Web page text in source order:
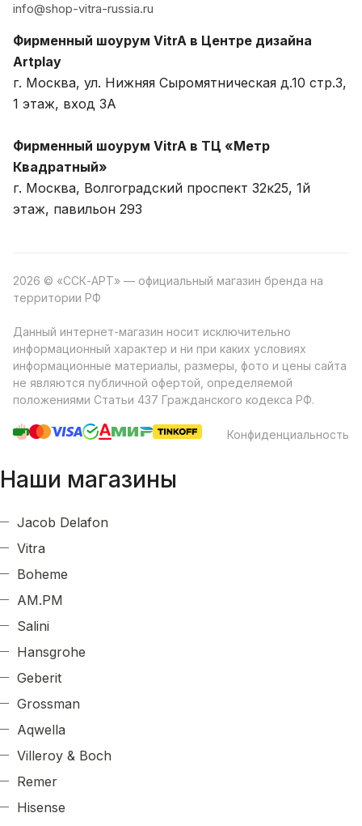
info@shop-vitra-russia.ru
Фирменный шоурум VitrA в Центре дизайна
Artplay
г. Москва, ул. Нижняя Сыромятническая д.10 стр.3,
1 этаж, вход 3A
Фирменный шоурум VitrA в ТЦ «Метр
Квадратный»
г. Москва, Волгоградский проспект 32к25, 1й
этаж, павильон 293
2026 © «ССК-АРТ» — официальный магазин бренда на
территории РФ
Данный интернет-магазин носит исключительно
информационный характер и ни при каких условиях
информационные материалы, размеры, фото и цены сайта
не являются публичной офертой, определяемой
положениями Статьи 437 Гражданского кодекса РФ.
Конфиденциальность
Наши магазины
Jacob Delafon
Vitra
Boheme
AM.PM
Salini
Hansgrohe
Geberit
Grossman
Aqwella
Villeroy & Boch
Remer
Hisense